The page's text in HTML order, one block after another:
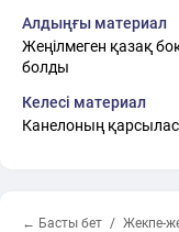
Алдыңғы материал
Жеңілмеген қазақ
болды
Келесі материал
Канелоның
← Басты бет Жекпе-